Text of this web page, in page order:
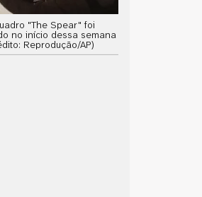
"The Spear" foi
no início dessa semana
Reprodução/AP)